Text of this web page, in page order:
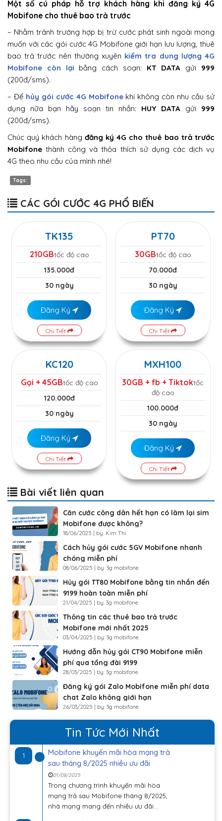
Một số cú pháp hỗ trợ khách hàng khi đăng ký 4G
Mobifone cho thuê bao trả trước
– Nhằm tránh trường hợp bị trừ cước phát sinh ngoài mong
muốn với các gói cước 4G Mobifone giới hạn lưu lượng, thuê
bao trả trước nên thường xuyên kiểm tra dung lượng 4G
Mobifone còn lại bằng cách soạn: KT DATA gửi 999
(200đ/sms).
– Để hủy gói cước 4G Mobifonekhi không còn nhu cầu sử
dụng nữa bạn hãy soạn tin nhắn: HUY DATA gửi 999
(200đ/sms).
Chúc quý khách hàng đăng ký 4G cho thuê bao trả trước
Mobifone thành công và thỏa thích sử dụng các dịch vụ
4G theo nhu cầu của mình nhé!
Tags:
CÁC GÓI CƯỚC 4G PHỔ BIẾN
TK135
210GBtốc độ cao
135.000đ
30 ngày
Đăng Ký
Chi Tiết
PT70
30GBtốc độ cao
70.000đ
30 ngày
Đăng Ký
Chi Tiết
KC120
Gọi + 45GBtốc độ cao
120.000đ
30 ngày
Đăng Ký
Chi Tiết
MXH100
30GB + fb + Tiktoktốc
độ cao
100.000đ
30 ngày
Đăng Ký
Chi Tiết
Bài viết liên quan
Căn cước công dân hết hạn có làm lại sim
Mobifone được không?
18/06/2025 | by: Kim Thi
Cách hủy gói cước 5GV Mobifone nhanh
chóng miễn phí
08/06/2025 | by: 3g mobifone
Hủy gói TT80 Mobifone bằng tin nhắn đến
9199 hoàn toàn miễn phí
21/04/2025 | by: 3g mobifone
Thông tin các thuê bao trả trước
Mobifone mới nhất 2025
03/04/2025 | by: 3g mobifone
Hướng dẫn hủy gói CT90 Mobifone miễn
phí qua tổng đài 9199
28/03/2025 | by: 3g mobifone
Đăng ký gói Zalo Mobifone miễn phí data
chat Zalo không giới hạn
26/03/2025 | by: 3g mobifone
Tin Tức Mới Nhất
1
Mobifone khuyến mãi hòa mạng trả
sau tháng 8/2025 nhiều ưu đãi
01/08/2025
Trong chương trình khuyến mãi hòa
mạng trả sau Mobifone tháng 8/2025,
nhà mạng mang đến nhiều ưu đãi...